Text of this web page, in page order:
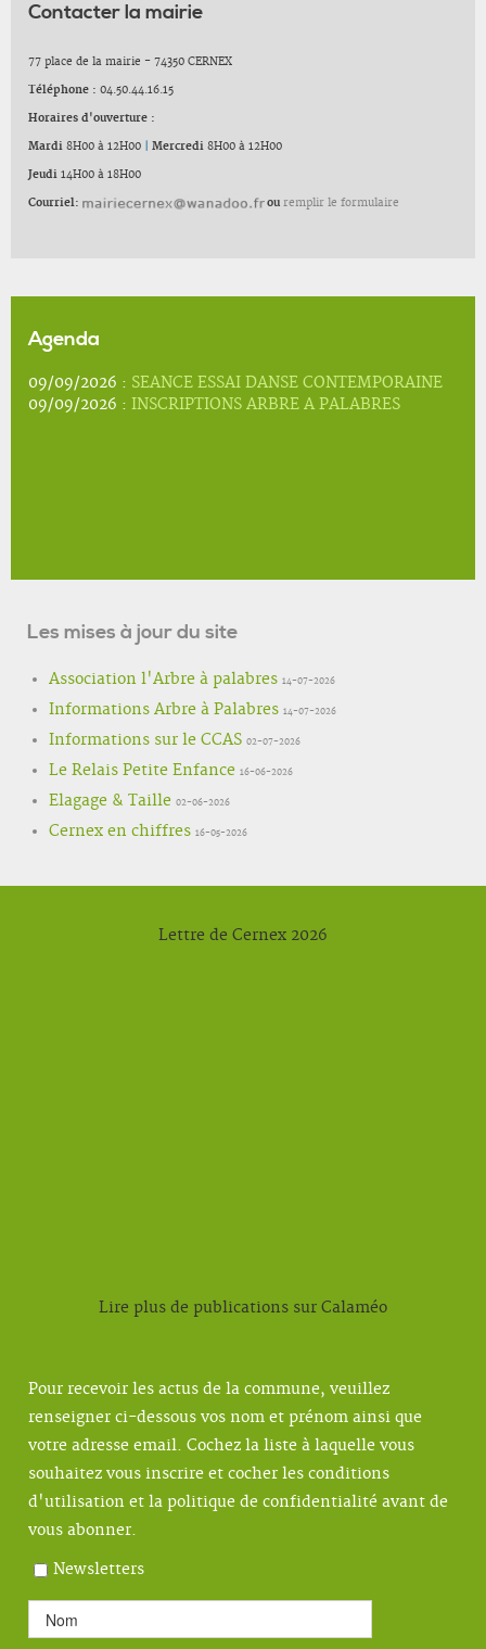
Contacter la mairie
77 place de la mairie - 74350 CERNEX
Téléphone : 04.50.44.16.15
Horaires d'ouverture :
Mardi 8H00 à 12H00 Mercredi 8H00 à 12H00
Jeudi 14H00 à 18H00
Courriel: ou remplir le formulaire
Agenda
09/09/2026 : SEANCE ESSAI DANSE CONTEMPORAINE
09/09/2026 : INSCRIPTIONS ARBRE A PALABRES
Les mises à jour du site
Association l'Arbre à palabres 14-07-2026
Informations Arbre à Palabres 14-07-2026
Informations sur le CCAS 02-07-2026
Le Relais Petite Enfance 16-06-2026
Elagage & Taille 02-06-2026
Cernex en chiffres 16-05-2026
Lettre de Cernex 2026
Lire plus de publications sur Calaméo
Pour recevoir les actus de la commune, veuillez
renseigner ci-dessous vos nom et prénom ainsi que
votre adresse email. Cochez la liste à laquelle vous
souhaitez vous inscrire et cocher les conditions
d'utilisation et la politique de confidentialité avant de
vous abonner.
Newsletters